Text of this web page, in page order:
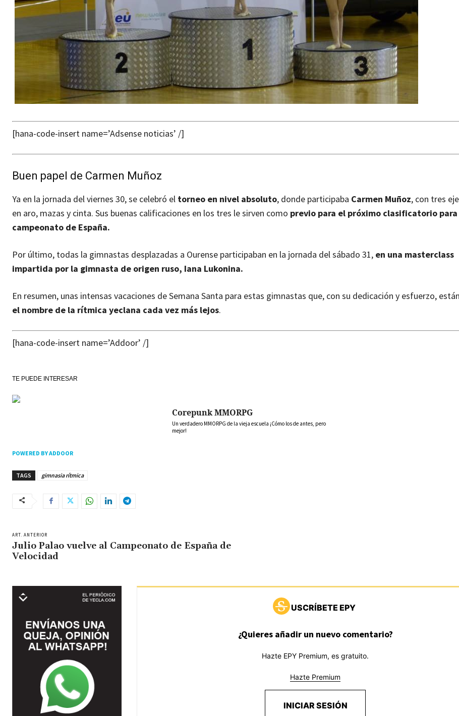
[hana-code-insert name=’Adsense noticias’ /]
Buen papel de Carmen Muñoz
Ya en la jornada del viernes 30, se celebró el torneo en nivel absoluto, donde participaba Carmen Muñoz, con tres
en aro, mazas y cinta. Sus buenas calificaciones en los tres le sirven como previo para el próximo clasificatorio
campeonato de España.
Por último, todas la gimnastas desplazadas a Ourense participaban en la jornada del sábado 31, en una masterclass
impartida por la gimnasta de origen ruso, Iana Lukonina.
En resumen, unas intensas vacaciones de Semana Santa para estas gimnastas que, con su dedicación y esfuerzo,
el nombre de la rítmica yeclana cada vez más lejos.
[hana-code-insert name=’Addoor’ /]
TE PUEDE INTERESAR
Corepunk MMORPG
Un verdadero MMORPG de la vieja escuela ¡Cómo los de antes, pero
mejor!
POWERED BY ADDOOR
TAGS gimnasia rítmica
ART. ANTERIOR
Julio Palao vuelve al Campeonato de España de
Velocidad
USCRÍBETE EPY
¿Quieres añadir un nuevo comentario?
Hazte EPY Premium, es gratuito.
Hazte Premium
INICIAR SESIÓN